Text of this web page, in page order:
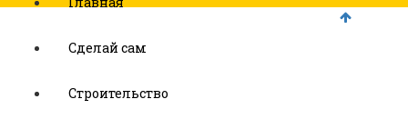
Сделай сам
Строительство